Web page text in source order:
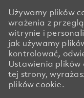
Używamy plików
wrażenia z
witrynie i
jak używamy
kontrolować,
Ustawienia plików
tej strony,
plików cookie.